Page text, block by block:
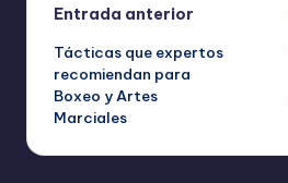
Navegación
de
entradas
Entrada anterior
Tácticas que expertos
recomiendan para
Boxeo y Artes
Marciales